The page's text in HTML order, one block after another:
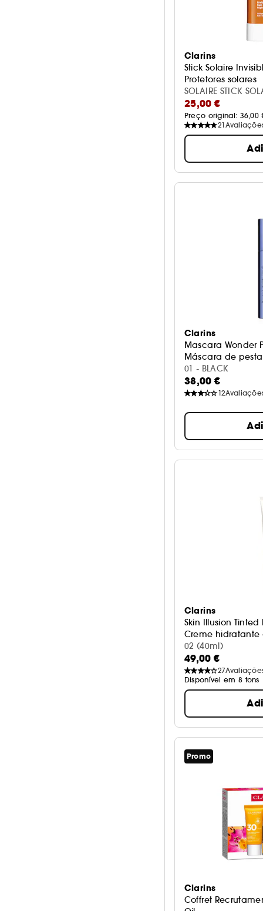
Clarins
Stick Solaire
Protetores solares
SOLAIRE STICK
25,00 €
Preço original: 36,00
21
Clarins
Mascara Wonder
Máscara de
01 - BLACK
38,00 €
12
Clarins
Skin Illusion Tinted
Creme hidratante
02 (40ml)
49,00 €
27
Disponível em 8 tons
Promo
Clarins
Coffret